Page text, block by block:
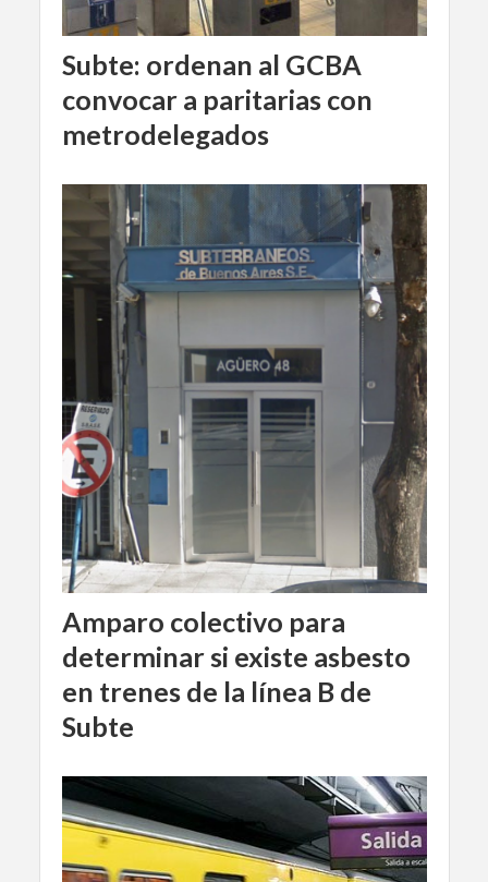
Subte: ordenan al GCBA
convocar a paritarias con
metrodelegados
Amparo colectivo para
determinar si existe asbesto
en trenes de la línea B de
Subte